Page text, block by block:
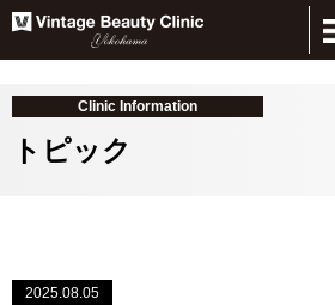
Clinic Information
トピック
2025.08.05